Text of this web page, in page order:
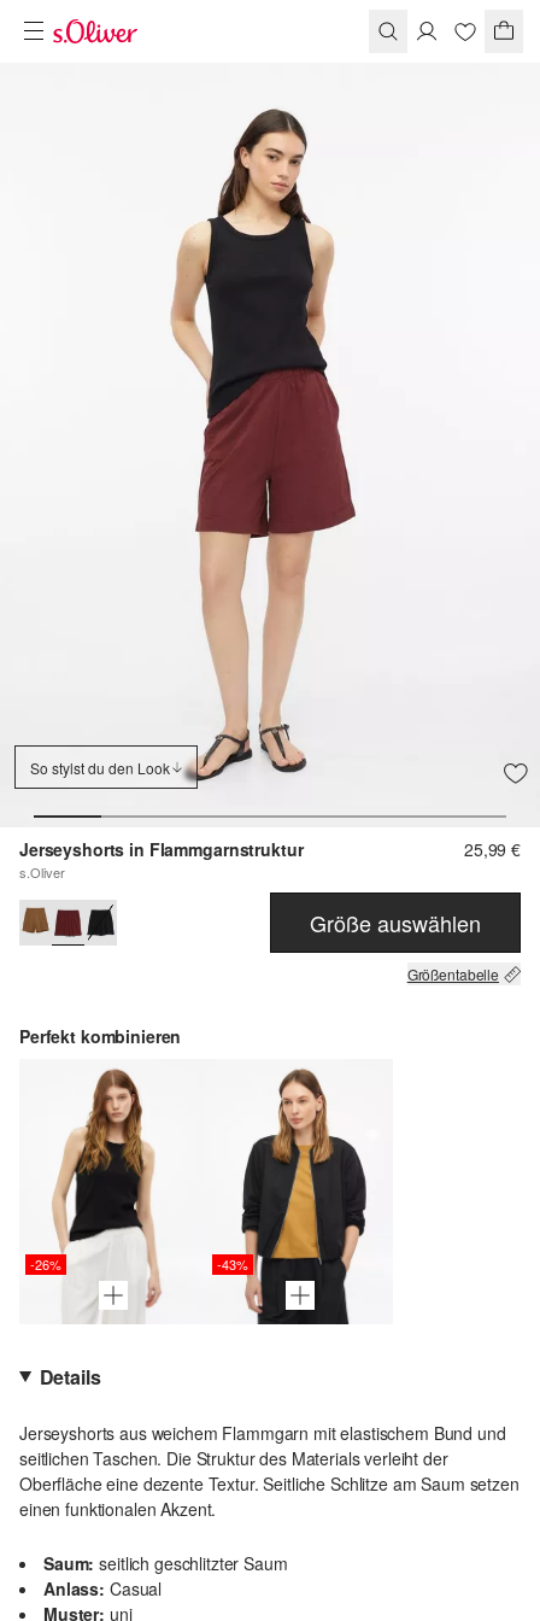
So stylst du den Look
Jerseyshorts in Flammgarnstruktur
s.Oliver
25,99 €
Größe auswählen
Größentabelle
Perfekt kombinieren
-26% -43%
Details
Jerseyshorts aus weichem Flammgarn mit elastischem Bund und
seitlichen Taschen. Die Struktur des Materials verleiht der
Oberfläche eine dezente Textur. Seitliche Schlitze am Saum setzen
einen funktionalen Akzent.
Saum: seitlich geschlitzter Saum
Anlass: Casual
Muster: uni